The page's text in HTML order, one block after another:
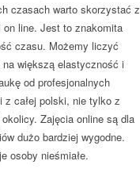
czasach warto skorzystać z
on line. Jest to znakomita
czasu. Możemy liczyć
na większą elastyczność i
od profesjonalnych
z całej polski, nie tylko z
Zajęcia online są dla
dużo bardziej wygodne.
osoby nieśmiałe.